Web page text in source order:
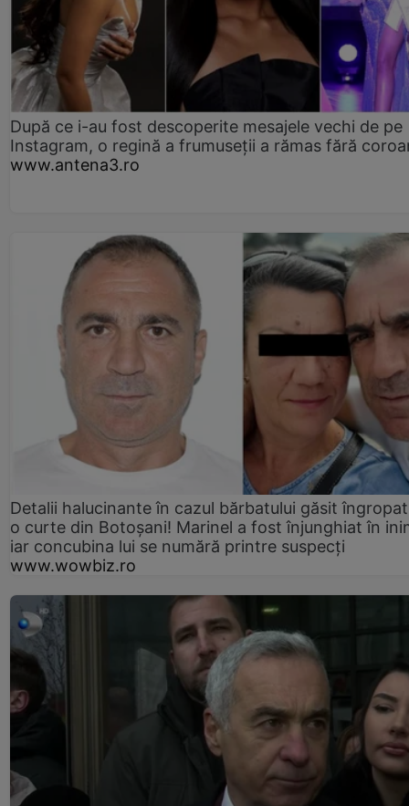
După ce i-au fost descoperite mesajele vechi de pe
Instagram, o regină a frumuseții a rămas fără
www.antena3.ro
Detalii halucinante în cazul bărbatului găsit
o curte din Botoșani! Marinel a fost înjunghiat în
iar concubina lui se numără printre suspecți
www.wowbiz.ro